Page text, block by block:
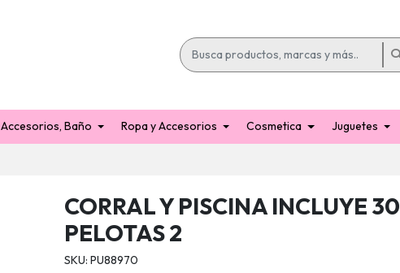
Accesorios, Baño Ropa y Accesorios Cosmetica Juguetes
CORRAL Y PISCINA INCLUYE 30
PELOTAS 2
SKU: PU88970